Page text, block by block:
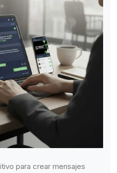
para crear mensajes